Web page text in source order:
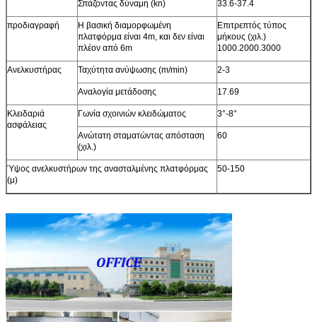
Σπάζοντας δύναμη (kn) 33.6-37.4
προδιαγραφή
Η βασική διαμορφωμένη
πλατφόρμα είναι 4m, και δεν είναι
πλέον από 6m
Επιτρεπτός τύπος
μήκους (χιλ.)
1000.2000.3000
Ανελκυστήρας Ταχύτητα ανύψωσης (m/min) 2-3
Αναλογία μετάδοσης 17.69
Κλειδαριά
ασφάλειας
Γωνία σχοινιών κλειδώματος 3°-8°
Ανώτατη σταματώντας απόσταση
(χιλ.)
60
Ύψος ανελκυστήρων της ανασταλμένης πλατφόρμας
(μ)
50-150